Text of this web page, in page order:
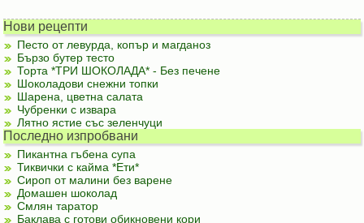
Нови рецепти
Песто от левурда, копър и магданоз
Бързо бутер тесто
Торта *ТРИ ШОКОЛАДА* - Без печене
Шоколадови снежни топки
Шарена, цветна салата
Чубренки с извара
Лятно ястие със зеленчуци
Последно изпробвани
Пикантна гъбена супа
Тиквички с кайма *Ети*
Сироп от малини без варене
Домашен шоколад
Смлян таратор
Баклава с готови обикновени кори